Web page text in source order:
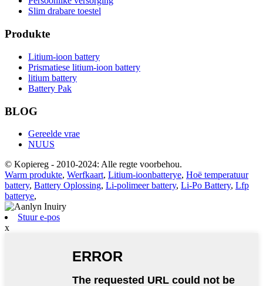
Slim drabare toestel
Produkte
Litium-ioon battery
Prismatiese litium-ioon battery
litium battery
Battery Pak
BLOG
Gereelde vrae
NUUS
© Kopiereg - 2010-2024: Alle regte voorbehou.
Warm produkte, Werfkaart, Litium-ioonbatterye, Hoë temperatuur
battery, Battery Oplossing, Li-polimeer battery, Li-Po Battery, Lfp
batterye,
Stuur e-pos
x